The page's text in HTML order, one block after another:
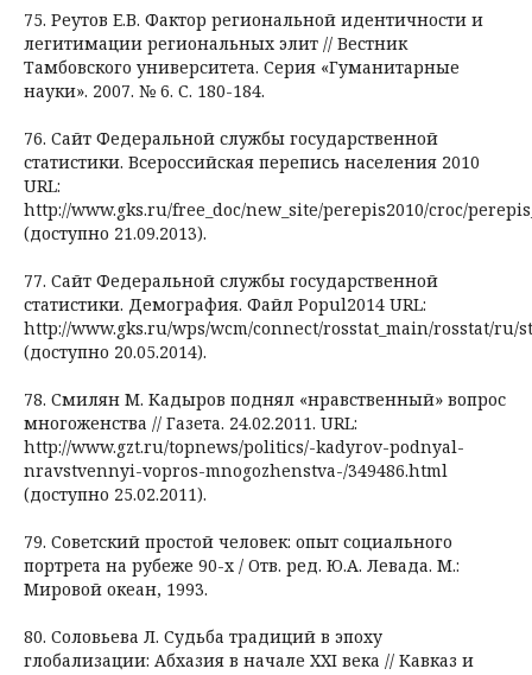
75. Реутов Е.В. Фактор региональной идентичности и
легитимации региональных элит // Вестник
Тамбовского университета. Серия «Гуманитарные
науки». 2007. № 6. С. 180-184.
76. Cайт Федеральной службы государственной
статистики. Всероссийская перепись населения 2010
URL:
http://www.gks.ru/free_doc/new_site/perepis2010/croc/
(доступно 21.09.2013).
77. Сайт Федеральной службы государственной
статистики. Демография. Файл Popul2014 URL:
http://www.gks.ru/wps/wcm/connect/rosstat_main/rosstat/
(доступно 20.05.2014).
78. Смилян М. Кадыров поднял «нравственный» вопрос
многоженства // Газета. 24.02.2011. URL:
http://www.gzt.ru/topnews/politics/-kadyrov-podnyal-
nravstvennyi-vopros-mnogozhenstva-/349486.html
(доступно 25.02.2011).
79. Советский простой человек: опыт социального
портрета на рубеже 90-х / Отв. ред. Ю.А. Левада. М.:
Мировой океан, 1993.
80. Соловьева Л. Судьба традиций в эпоху
глобализации: Абхазия в начале XXI века // Кавказ и